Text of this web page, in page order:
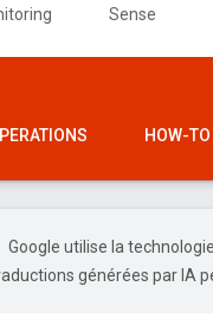
Sense
HOW-
Google utilise la
générées par IA